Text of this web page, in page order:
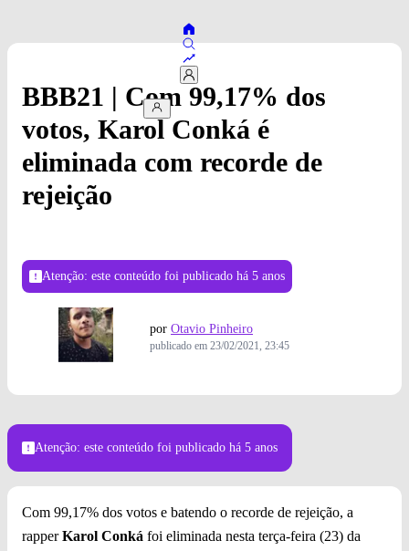
BBB21 | Com 99,17% dos
votos, Karol Conká é
eliminada com recorde de
rejeição
Atenção: este conteúdo foi publicado há 5 anos
por Otavio Pinheiro
publicado em 23/02/2021, 23:45
Atenção: este conteúdo foi publicado há 5 anos
Com 99,17% dos votos e batendo o recorde de rejeição, a
rapperKarol Conká foi eliminada nesta terça-feira (23) da